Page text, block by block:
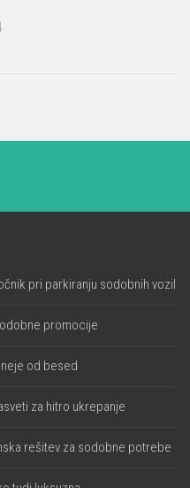
pri parkiranju sodobnih vozil
promocije
od besed
za hitro ukrepanje
rešitev za sodobne potrebe